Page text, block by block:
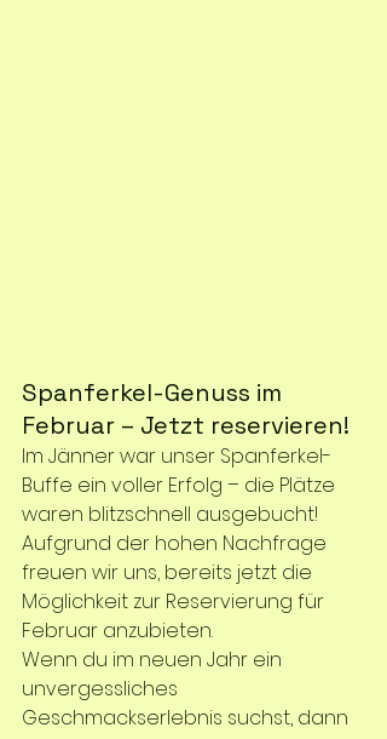
Spanferkel-Genuss im
Februar – Jetzt reservieren!
Im Jänner war unser Spanferkel-
Buffe ein voller Erfolg – die Plätze
waren blitzschnell ausgebucht!
Aufgrund der hohen Nachfrage
freuen wir uns, bereits jetzt die
Möglichkeit zur Reservierung für
Februar anzubieten.
Wenn du im neuen Jahr ein
unvergessliches
Geschmackserlebnis suchst, dann